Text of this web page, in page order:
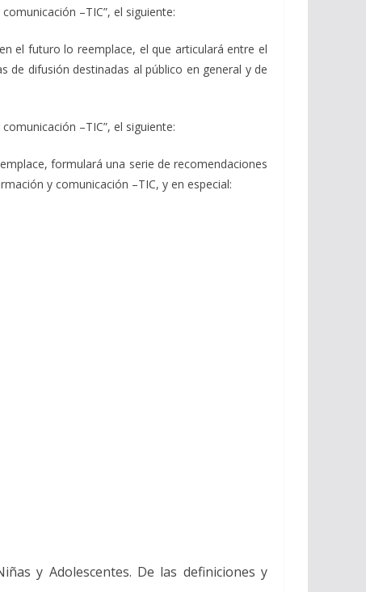
–TIC”, el siguiente:
el futuro lo reemplace, el que articulará entre el
de difusión destinadas al público en general y de
–TIC”, el siguiente:
formulará una serie de recomendaciones
y comunicación –TIC, y en especial:
y Adolescentes. De las definiciones y